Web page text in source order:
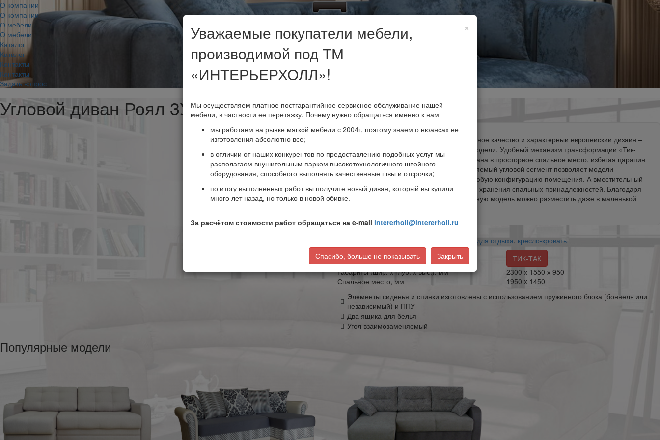
О компании
О компании
О мебели
О мебели
Каталог
Каталог
Контакты
Контакты
Задать вопрос
Угловые диваны
Угловой диван Роял 3У
Надежность и прочность, гарантированное качество и характерный европейский дизайн –
вот основные черты представленной модели. Удобный механизм трансформации «Тик-
Так» сделает легким превращение дивана в просторное спальное место, избегая царапин
и других следов на полу. Взаимозаменяемый угловой сегмент позволяет модели
гармонично вписаться в практически любую конфигурацию помещения. А вместительный
бельевой ящик идеально подходит для хранения спальных принадлежностей. Благодаря
небольшим габаритным размерам данную модель можно разместить даже в маленькой
Из этой коллекции :диван-кровать,кресло для отдыха, кресло-кровать
Механизм трансформации
ТИК-ТАК
Габариты (шир. х глуб. х выс.), мм
2300 х 1550 х 950
Спальное место, мм
1950 x 1450
Элементы сиденья и спинки изготовлены с использованием пружинного блока (боннель или
независимый) и ППУ
Два ящика для белья
Угол взаимозаменяемый
Популярные модели
×
Уважаемые покупатели мебели,
производимой под ТМ
«ИНТЕРЬЕРХОЛЛ»!
Мы осуществляем платное постгарантийное сервисное обслуживание нашей
мебели, в частности ее перетяжку. Почему нужно обращаться именно к нам:
мы работаем на рынке мягкой мебели с 2004г, поэтому знаем о нюансах ее
изготовления абсолютно все;
в отличии от наших конкурентов по предоставлению подобных услуг мы
располагаем внушительным парком высокотехнологичного швейного
оборудования, способного выполнять качественные швы и отсрочки;
по итогу выполненных работ вы получите новый диван, который вы купили
много лет назад, но только в новой обивке.
За расчётом стоимости работ обращаться на e-mail intererholl@intererholl.ru
Спасибо, больше не показывать Закрыть